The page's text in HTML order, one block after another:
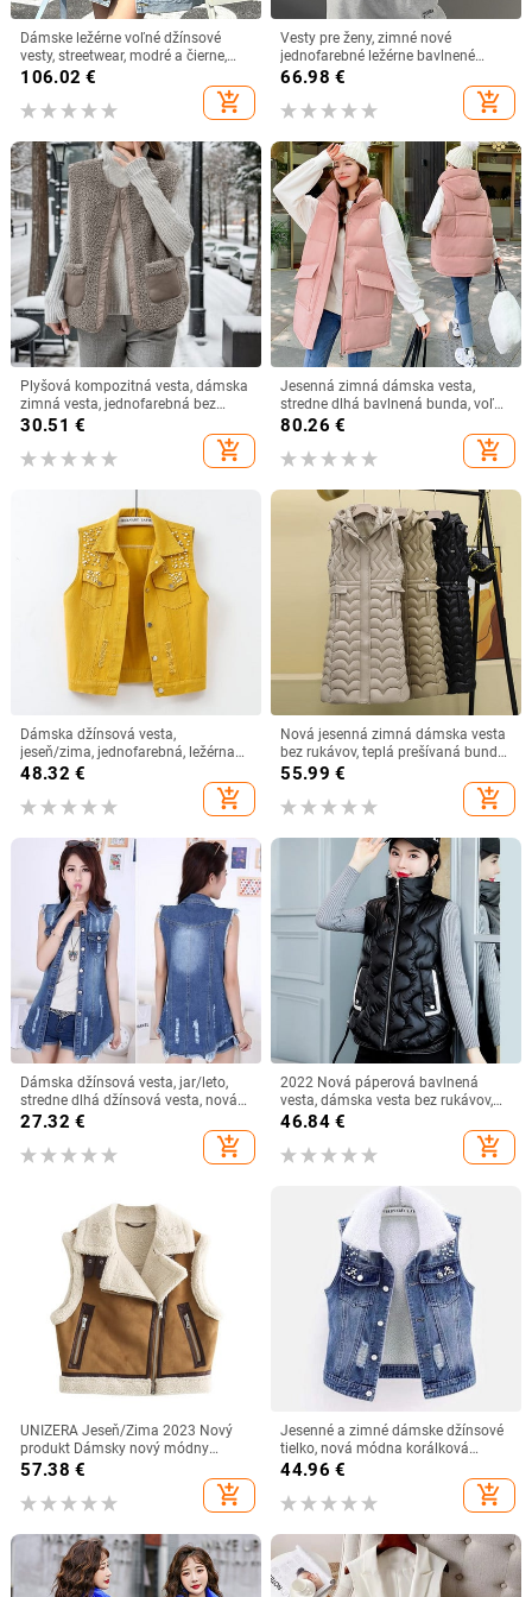
Dámske ležérne voľné džínsové
vesty, streetwear, modré a čierne,
chlapčenské bundy bez rukávov,
jar/leto 2023, klopové džínsy,
Chalecos Mujer
106.02 €
add_shopping_cart
Vesty pre ženy, zimné nové
jednofarebné ležérne bavlnené
polstrované vesty bez rukávov s
kapucňou, tílko, vintage kabát
66.98 €
add_shopping_cart
Plyšová kompozitná vesta, dámska
zimná vesta, jednofarebná bez
rukávov, vrchné oblečenie s
výstrihom do O-krku, vrecko s
dvoma spôsobmi nosenia,
30.51 €
add_shopping_cart
Jesenná zimná dámska vesta,
stredne dlhá bavlnená bunda, voľná
bunda na chlieb, bavlnená vesta
bez rukávov s vreckom, dámsky
kabát
80.26 €
add_shopping_cart
Dámska džínsová vesta,
jeseň/zima, jednofarebná, ležérna
bez rukávov, krátka džínsová vesta,
streetwear, dámska kovbojská
vesta, Chaleco Mujer
48.32 €
add_shopping_cart
Nová jesenná zimná dámska vesta
bez rukávov, teplá prešívaná bunda,
ultra ľahká stredne dlhá bavlnená
vesta, dámska vesta, ležérne topy
55.99 €
add_shopping_cart
Dámska džínsová vesta, jar/leto,
stredne dlhá džínsová vesta, nová
dámska džínsová bunda bez
27.32 €
add_shopping_cart
2022 Nová páperová bavlnená
vesta, dámska vesta bez rukávov,
prešívaná vesta, vrchné oblečenie,
jesenná zimná vesta, dámska vesta,
kabát Chaleco Mujer
46.84€
add_shopping_cart
UNIZERA Jeseň/Zima 2023 Nový
produkt Dámsky nový módny
všestranný polo golier bez rukávov
Obojstranný tielko Vesta Kabát
57.38 €
add_shopping_cart
Jesenné a zimné dámske džínsové
tielko, nová módna korálková
džínsová bunda bez rukávov,
dámska kovbojská vesta, veľkosť
5XL
44.96 €
add_shopping_cart